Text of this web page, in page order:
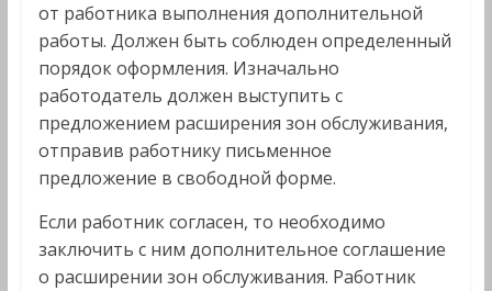
от работника выполнения дополнительной
работы. Должен быть соблюден определенный
порядок оформления. Изначально
работодатель должен выступить с
предложением расширения зон обслуживания,
отправив работнику письменное
предложение в свободной форме.
Если работник согласен, то необходимо
заключить с ним дополнительное соглашение
о расширении зон обслуживания. Работник